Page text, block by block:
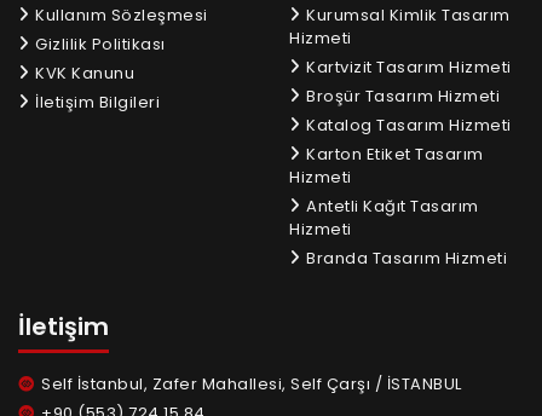
Kullanım Sözleşmesi
Gizlilik Politikası
KVK Kanunu
İletişim Bilgileri
Kurumsal Kimlik Tasarım
Hizmeti
Kartvizit Tasarım Hizmeti
Broşür Tasarım Hizmeti
Katalog Tasarım Hizmeti
Karton Etiket Tasarım
Hizmeti
Antetli Kağıt Tasarım
Hizmeti
Branda Tasarım Hizmeti
İletişim
Self İstanbul, Zafer Mahallesi, Self Çarşı / İSTANBUL